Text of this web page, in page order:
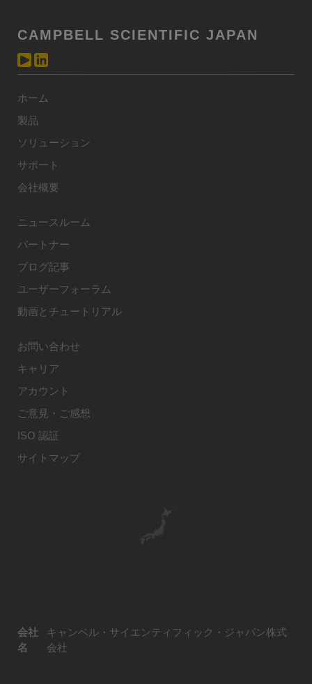
CAMPBELL SCIENTIFIC JAPAN
ホーム
製品
ソリューション
サポート
会社概要
ニュースルーム
パートナー
ブログ記事
ユーザーフォーラム
動画とチュートリアル
お問い合わせ
キャリア
アカウント
ご意見・ご感想
ISO 認証
サイトマップ
会社
名
キャンベル・サイエンティフィック・ジャパン株式
会社